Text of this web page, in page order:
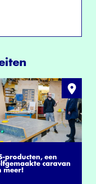
producten, een
caravan
meer!